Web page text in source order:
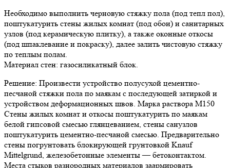
Необходимо выполнить черновую стяжку пола (под тепл пол),
поштукатурить стены жилых комнат (под обои) и санитарных
узлов (под керамическую плитку), а также оконные откосы
(под шпаклевание и покраску), далее залить чистовую стяжку
по теплым полам.
Материал стен: газосиликатный блок.
Решение: Произвести устройство полусухой цементно-
песчаной стяжки пола по маякам с последующей затиркой и
устройством деформационных швов. Марка раствора М150
Стены жилых комнат и откосы поштукатурить по маякам
белой гипсовой смесью глянцеванием, стены санузлов
поштукатурить цементно-песчаной смесью. Предварительно
стены погрунтовать блокирующей грунтовкой Knauf
Mittelgrund, железобетонные элементы — бетоконтактом.
Места стыков разнородных материалов заармировать